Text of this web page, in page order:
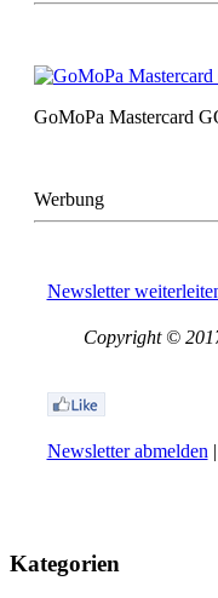
GoMoPa Mastercard
Werbung
Newsletter
Copyright ©
Newsletter abmelden |
Kategorien